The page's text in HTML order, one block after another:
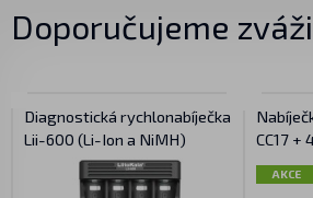
Doporučujeme
Diagnostická rychlonabíječka
Lii-600 (Li-Ion a NiMH)
CC17 +
AKCE